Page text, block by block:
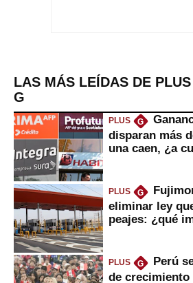
LAS MÁS LEÍDAS DE PLUS
G
PLUS G
disparan más
una caen, ¿a
PLUS G
eliminar ley
peajes: ¿qué
PLUS G
Perú
de crecimiento